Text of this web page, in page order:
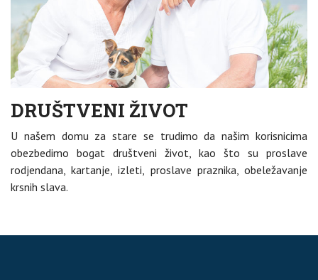
DRUŠTVENI ŽIVOT
U našem domu za stare se trudimo da našim korisnicima
obezbedimo bogat društveni život, kao što su proslave
rodjendana, kartanje, izleti, proslave praznika, obeležavanje
krsnih slava.